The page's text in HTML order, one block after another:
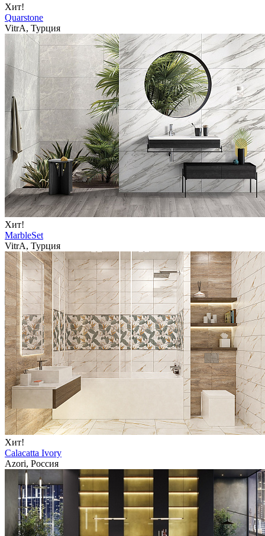
Хит!
Quarstone
VitrA, Турция
Хит!
MarbleSet
VitrA, Турция
Хит!
Calacatta Ivory
Azori, Россия